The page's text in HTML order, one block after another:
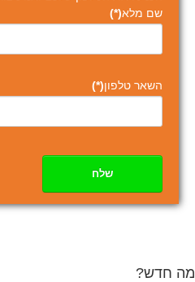
שם מלא(*)
השאר טלפון(*)
שלח
מה חדש?